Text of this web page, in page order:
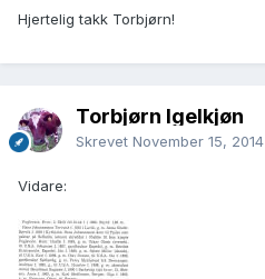
Hjertelig takk Torbjørn!
Torbjørn Igelkjøn
Skrevet November 15, 2014
Vidare: